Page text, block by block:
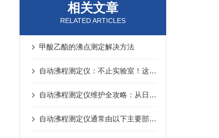
相关文章
RELATED ARTICLES
甲酸乙酯的沸点测定解决方法
自动沸程测定仪：不止实验室！这些关键领域都在用它“精准控温”
自动沸程测定仪维护全攻略：从日常养护到故障预防，一步到位！
自动沸程测定仪通常由以下主要部件组成